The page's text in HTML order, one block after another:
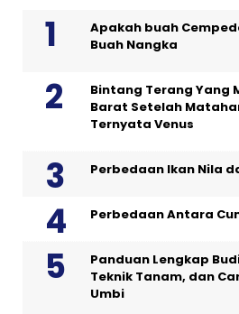
Apakah buah
Buah Nangka
Bintang Terang Yang
Barat Setelah
Ternyata Venus
Perbedaan Ikan Nila
Perbedaan Antara
Panduan Lengkap
Teknik Tanam, dan
Umbi